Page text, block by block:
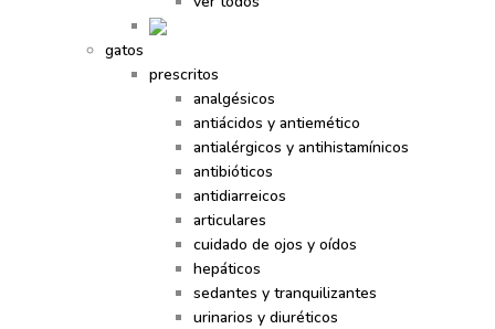
gatos
prescritos
analgésicos
antiácidos y antiemético
antialérgicos y antihistamínicos
antibióticos
antidiarreicos
articulares
cuidado de ojos y oídos
hepáticos
sedantes y tranquilizantes
urinarios y diuréticos